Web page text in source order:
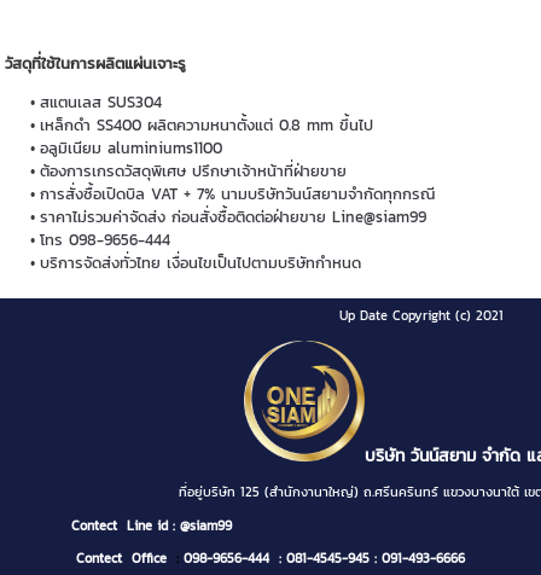
วัสดุที่ใช้ในการผลิตแผ่นเจาะรู
สแตนเลส SUS304
เหล็กดำ SS400 ผลิตความหนาตั้งแต่ 0.8 mm ขึ้นไป
อลูมิเนียม aluminiums1100
ต้องการเกรดวัสดุพิเศษ ปรึกษาเจ้าหน้าที่ฝ่ายขาย
การสั่งซื้อเปิดบิล VAT + 7% นามบริษัทวันน์สยามจำกัดทุกกรณี
ราคาไม่รวมค่าจัดส่ง ก่อนสั่งซื้อติดต่อฝ่ายขาย Line@siam99
โทร 098-9656-444
บริการจัดส่งทั่วไทย เงื่อนไขเป็นไปตามบริษัทกำหนด
Up Date Copyright (c) 2021
บริษัท วันน์สยาม จำกัด แล
ที่อยู่บริษัท 125 (สำนักงานาใหญ่) ถ.ศรีนครินทร์ แขวงบางนาใ
Contect Line id : @siam99
Contect Office : 098-9656-444 : 081-4545-945 : 091-493-6666